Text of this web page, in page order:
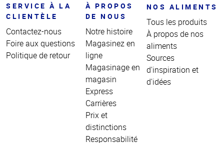
SERVICE À LA
CLIENTÈLE
Contactez-nous
Foire aux questions
Politique de retour
À PROPOS
DE NOUS
Notre histoire
Magasinez en
ligne
Magasinage en
magasin
Express
Carrières
Prix et
distinctions
Responsabilité
NOS ALIMENTS
Tous les produits
À propos de nos
aliments
Sources
d'inspiration et
d'idées